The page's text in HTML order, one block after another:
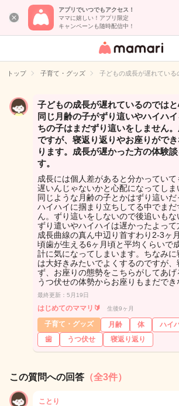
アプリでいつでもアクセス！
ママに嬉しい！アプリ限定
キャンペーンも随時配信中！
女性専用匿名QA
イト
トップ 子育て・グッズ 子どもの成長が遅れてい
子どもの成長が遅れているのではと
同じ月齢の子がずり這いやハイハ
ちの子はまだずり這いをしません
ですが、寝返り返りやお座りがで
ります。成長が遅かった方の体験
す。
成長には個人差があると分かってい
遅いんじゃないかと心配になってしま
同じような月齢の子とかはずり這いだ
ハイハイに掴まり立ちしてる中でま
ん。ずり這いをしないので後追いもな
ずり遣いやハイハイは遅かったよって
成長曲線の真ん中辺り首すわり2-3ヶ
頃歯が生える6ヶ月頃と平均くらいで
計に気になってしまいます。ちなみ
は大好きみたいでよくするのですが
ず、お座りの態勢をこちらがしてあげ
うつ伏せの体勢からお座りもまだでき
最終更新：5月19日
はじめてのママリ🔰 生後9ヶ月
子育て・グッズ 月齢 体 ハイ
歯
うつ伏せ 寝返り返り
この質問への回答 （全3件）
ことり